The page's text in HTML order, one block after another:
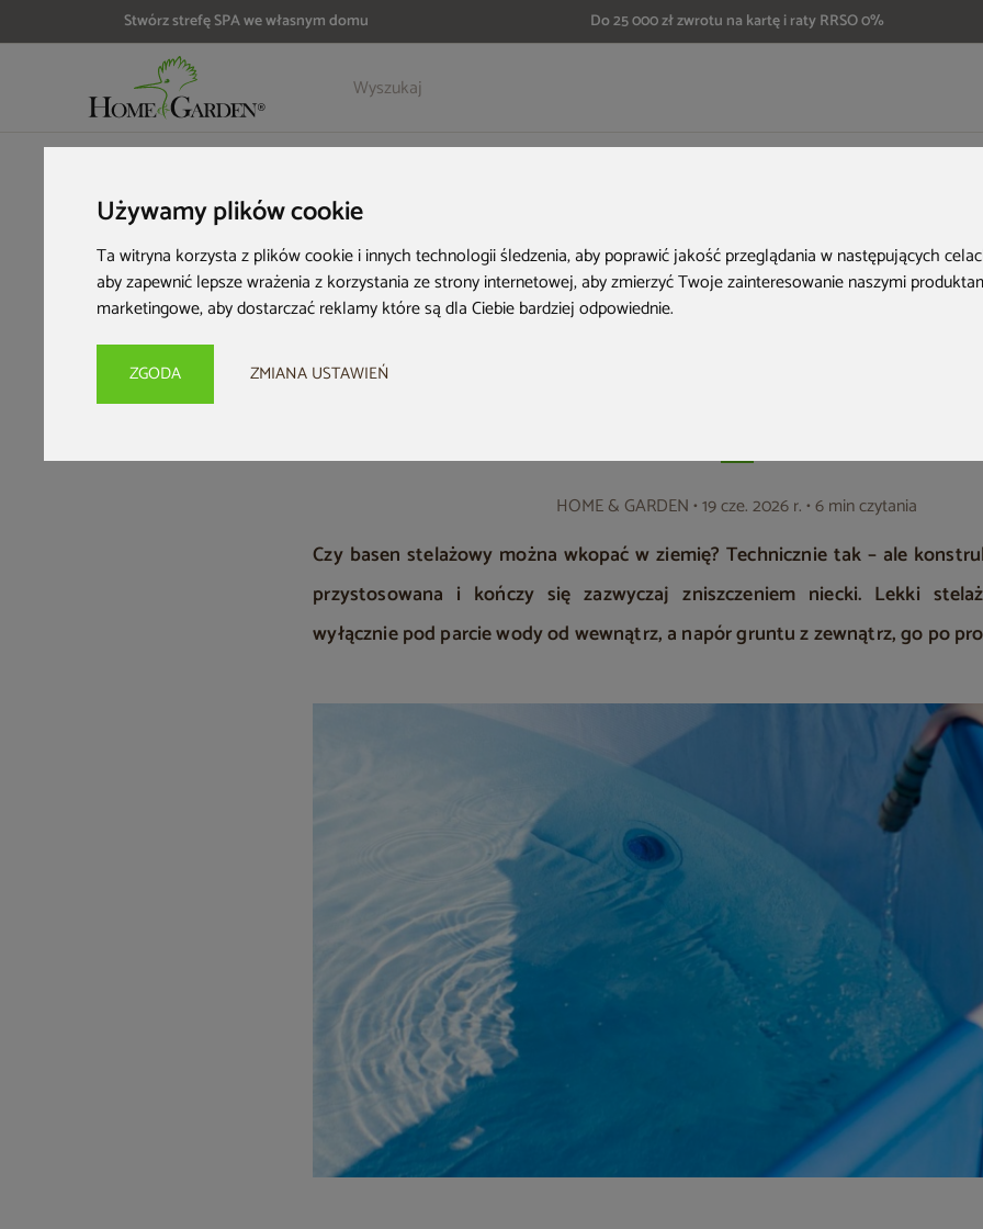
Używamy plików cookie
Ta witryna korzysta z plików cookie i innych technologii śledzenia, aby poprawić jakość przeglądania w następujących
aby zapewnić lepsze wrażenia z korzystania ze strony internetowej,aby zmierzyć Twoje zainteresowanie naszymi
marketingowe,aby dostarczać reklamy które są dla Ciebie bardziej odpowiednie.
ZGODA ZMIANA USTAWIEŃ
Stwórz strefę SPA we własnym domu Do 25 000 zł zwrotu na kartę i raty RRSO 0%
Czy basen stelażowy
wkopać w ziemię?
HOME & GARDEN• 19 cze. 2026 r. • 6 min czytania
Czy basen stelażowy można wkopać w ziemię? Technicznie tak – ale
przystosowana i kończy się zazwyczaj zniszczeniem niecki. Lekki
wyłącznie pod parcie wody od wewnątrz, a napór gruntu z zewnątrz, go po